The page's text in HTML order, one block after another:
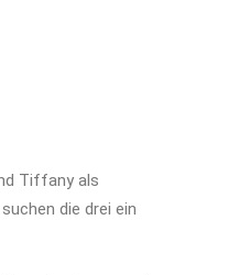
Tiffany als
die drei ein